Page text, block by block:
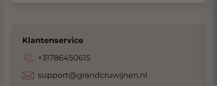
Klantenservice
+31786450615
support@grandcruwijnen.nl